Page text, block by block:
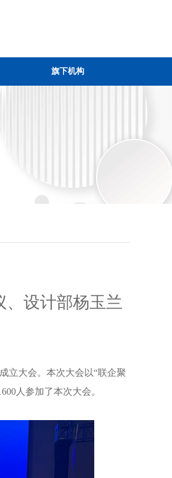
旗下机构
、设计部杨玉兰
立大会。本次大会以“联企聚
人参加了本次大会。